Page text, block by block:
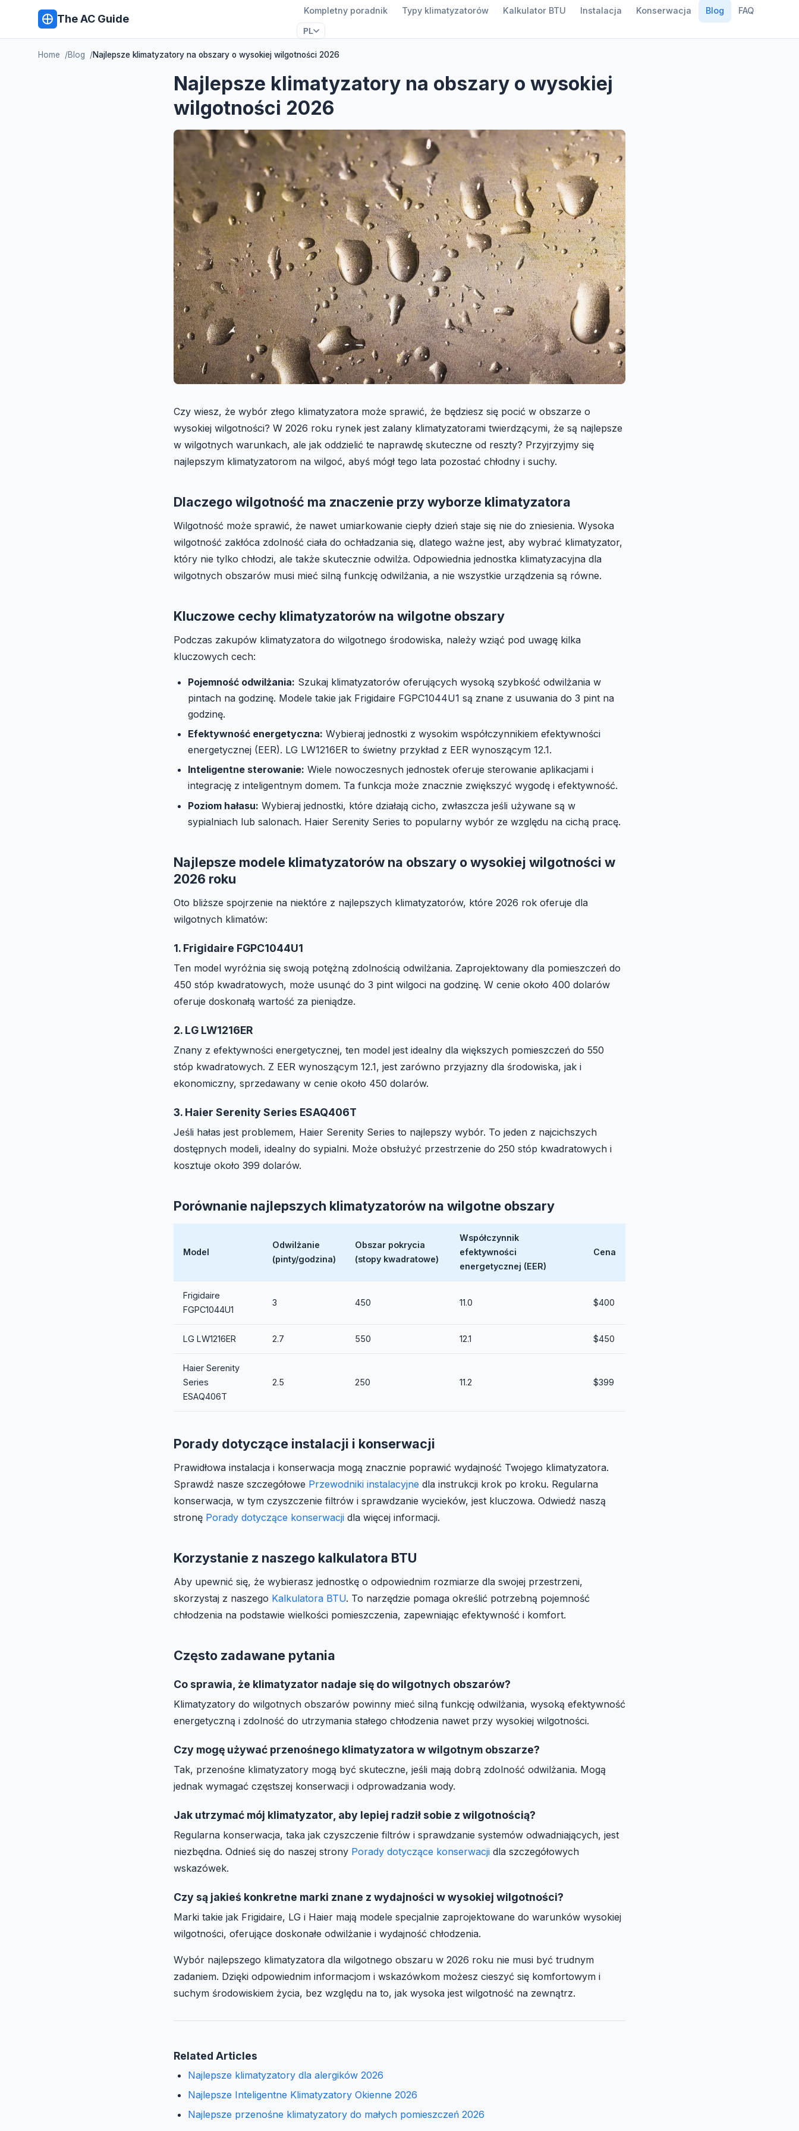
The AC Guide
Kompletny poradnik Typy klimatyzatorów Kalkulator BTU Instalacja Konserwacja Blog FAQ
PL
Home Blog Najlepsze klimatyzatory na obszary o wysokiej wilgotności 2026
Najlepsze klimatyzatory na obszary o wysokiej
wilgotności 2026
Czy wiesz, że wybór złego klimatyzatora może sprawić, że będziesz się pocić w obszarze o
wysokiej wilgotności? W 2026 roku rynek jest zalany klimatyzatorami twierdzącymi, że są najlepsze
w wilgotnych warunkach, ale jak oddzielić te naprawdę skuteczne od reszty? Przyjrzyjmy się
najlepszym klimatyzatorom na wilgoć, abyś mógł tego lata pozostać chłodny i suchy.
Dlaczego wilgotność ma znaczenie przy wyborze klimatyzatora
Wilgotność może sprawić, że nawet umiarkowanie ciepły dzień staje się nie do zniesienia. Wysoka
wilgotność zakłóca zdolność ciała do ochładzania się, dlatego ważne jest, aby wybrać klimatyzator,
który nie tylko chłodzi, ale także skutecznie odwilża. Odpowiednia jednostka klimatyzacyjna dla
wilgotnych obszarów musi mieć silną funkcję odwilżania, a nie wszystkie urządzenia są równe.
Kluczowe cechy klimatyzatorów na wilgotne obszary
Podczas zakupów klimatyzatora do wilgotnego środowiska, należy wziąć pod uwagę kilka
kluczowych cech:
Pojemność odwilżania: Szukaj klimatyzatorów oferujących wysoką szybkość odwilżania w
pintach na godzinę. Modele takie jak Frigidaire FGPC1044U1 są znane z usuwania do 3 pint na
godzinę.
Efektywność energetyczna: Wybieraj jednostki z wysokim współczynnikiem efektywności
energetycznej (EER). LG LW1216ER to świetny przykład z EER wynoszącym 12.1.
Inteligentne sterowanie: Wiele nowoczesnych jednostek oferuje sterowanie aplikacjami i
integrację z inteligentnym domem. Ta funkcja może znacznie zwiększyć wygodę i efektywność.
Poziom hałasu: Wybieraj jednostki, które działają cicho, zwłaszcza jeśli używane są w
sypialniach lub salonach. Haier Serenity Series to popularny wybór ze względu na cichą pracę.
Najlepsze modele klimatyzatorów na obszary o wysokiej wilgotności w
2026 roku
Oto bliższe spojrzenie na niektóre z najlepszych klimatyzatorów, które 2026 rok oferuje dla
wilgotnych klimatów:
1. Frigidaire FGPC1044U1
Ten model wyróżnia się swoją potężną zdolnością odwilżania. Zaprojektowany dla pomieszczeń do
450 stóp kwadratowych, może usunąć do 3 pint wilgoci na godzinę. W cenie około 400 dolarów
oferuje doskonałą wartość za pieniądze.
2. LG LW1216ER
Znany z efektywności energetycznej, ten model jest idealny dla większych pomieszczeń do 550
stóp kwadratowych. Z EER wynoszącym 12.1, jest zarówno przyjazny dla środowiska, jak i
ekonomiczny, sprzedawany w cenie około 450 dolarów.
3. Haier Serenity Series ESAQ406T
Jeśli hałas jest problemem, Haier Serenity Series to najlepszy wybór. To jeden z najcichszych
dostępnych modeli, idealny do sypialni. Może obsłużyć przestrzenie do 250 stóp kwadratowych i
kosztuje około 399 dolarów.
Porównanie najlepszych klimatyzatorów na wilgotne obszary
Model
Odwilżanie
(pinty/godzina)
Obszar pokrycia
(stopy kwadratowe)
Współczynnik
efektywności
energetycznej (EER)
Cena
Frigidaire
FGPC1044U1
3 450 11.0 $400
LG LW1216ER 2.7 550 12.1 $450
Haier Serenity
Series
ESAQ406T
2.5 250 11.2 $399
Porady dotyczące instalacji i konserwacji
Prawidłowa instalacja i konserwacja mogą znacznie poprawić wydajność Twojego klimatyzatora.
Sprawdź nasze szczegółowe Przewodniki instalacyjne dla instrukcji krok po kroku. Regularna
konserwacja, w tym czyszczenie filtrów i sprawdzanie wycieków, jest kluczowa. Odwiedź naszą
stronę Porady dotyczące konserwacji dla więcej informacji.
Korzystanie z naszego kalkulatora BTU
Aby upewnić się, że wybierasz jednostkę o odpowiednim rozmiarze dla swojej przestrzeni,
skorzystaj z naszego Kalkulatora BTU. To narzędzie pomaga określić potrzebną pojemność
chłodzenia na podstawie wielkości pomieszczenia, zapewniając efektywność i komfort.
Często zadawane pytania
Co sprawia, że klimatyzator nadaje się do wilgotnych obszarów?
Klimatyzatory do wilgotnych obszarów powinny mieć silną funkcję odwilżania, wysoką efektywność
energetyczną i zdolność do utrzymania stałego chłodzenia nawet przy wysokiej wilgotności.
Czy mogę używać przenośnego klimatyzatora w wilgotnym obszarze?
Tak, przenośne klimatyzatory mogą być skuteczne, jeśli mają dobrą zdolność odwilżania. Mogą
jednak wymagać częstszej konserwacji i odprowadzania wody.
Jak utrzymać mój klimatyzator, aby lepiej radził sobie z wilgotnością?
Regularna konserwacja, taka jak czyszczenie filtrów i sprawdzanie systemów odwadniających, jest
niezbędna. Odnieś się do naszej strony Porady dotyczące konserwacji dla szczegółowych
wskazówek.
Czy są jakieś konkretne marki znane z wydajności w wysokiej wilgotności?
Marki takie jak Frigidaire, LG i Haier mają modele specjalnie zaprojektowane do warunków wysokiej
wilgotności, oferujące doskonałe odwilżanie i wydajność chłodzenia.
Wybór najlepszego klimatyzatora dla wilgotnego obszaru w 2026 roku nie musi być trudnym
zadaniem. Dzięki odpowiednim informacjom i wskazówkom możesz cieszyć się komfortowym i
suchym środowiskiem życia, bez względu na to, jak wysoka jest wilgotność na zewnątrz.
Related Articles
Najlepsze klimatyzatory dla alergików 2026
Najlepsze Inteligentne Klimatyzatory Okienne 2026
Najlepsze przenośne klimatyzatory do małych pomieszczeń 2026